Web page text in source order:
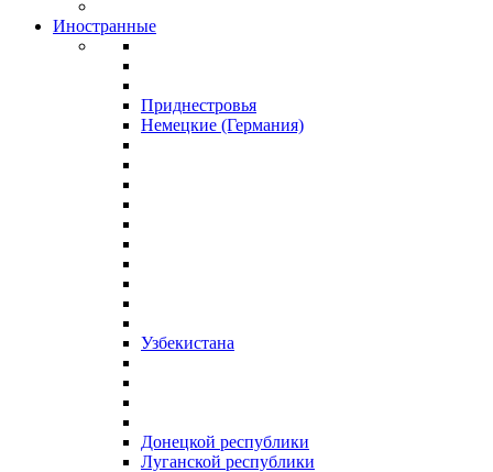
Иностранные
Приднестровья
Немецкие (Германия)
Узбекистана
Донецкой республики
Луганской республики